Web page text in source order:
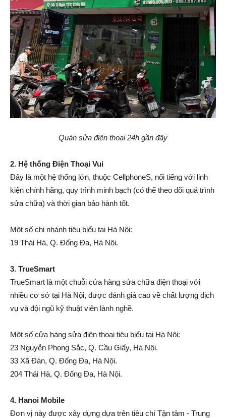
Quán sửa điện thoại 24h gần đây
2. Hệ thống Điện Thoại Vui
Đây là một hệ thống lớn, thuộc CellphoneS, nổi tiếng với linh
kiện chính hãng, quy trình minh bạch (có thể theo dõi quá trình
sửa chữa) và thời gian bảo hành tốt.
Một số chi nhánh tiêu biểu tại Hà Nội:
19 Thái Hà, Q. Đống Đa, Hà Nội.
3. TrueSmart
TrueSmart là một chuỗi cửa hàng sửa chữa điện thoại với
nhiều cơ sở tại Hà Nội, được đánh giá cao về chất lượng dịch
vụ và đội ngũ kỹ thuật viên lành nghề.
Một số cửa hàng sửa điện thoại tiêu biểu tại Hà Nội:
23 Nguyễn Phong Sắc, Q. Cầu Giấy, Hà Nội.
33 Xã Đàn, Q. Đống Đa, Hà Nội.
204 Thái Hà, Q. Đống Đa, Hà Nội.
4. Hanoi Mobile
Đơn vị này được xây dựng dựa trên tiêu chí Tận tâm - Trung